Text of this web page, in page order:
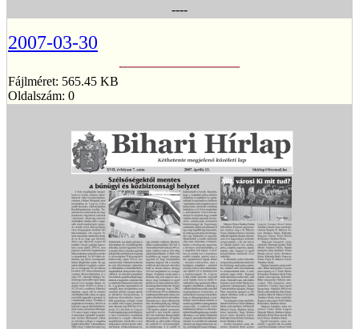
----
2007-03-30
Fájlméret: 565.45 KB
Oldalszám: 0